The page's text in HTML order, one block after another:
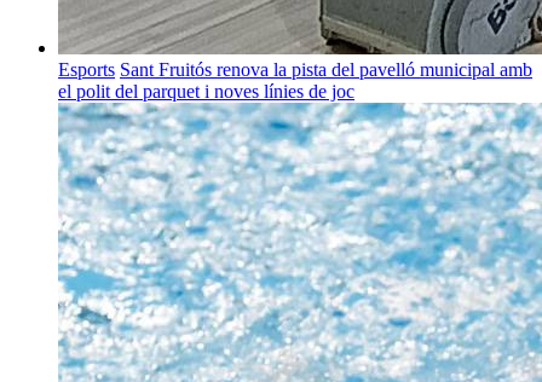
Esports Sant Fruitós renova la pista del pavelló municipal amb
el polit del parquet i noves línies de joc